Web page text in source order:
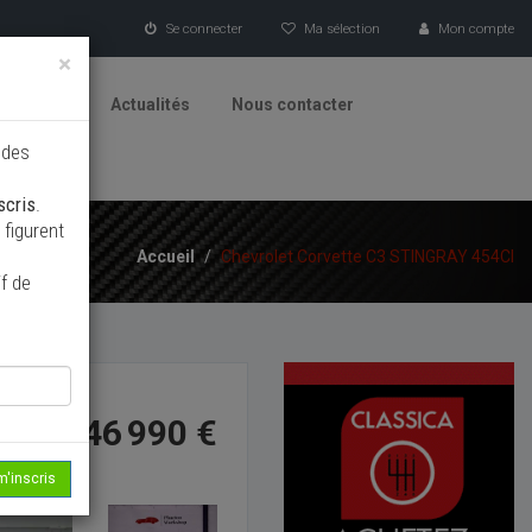
Se connecter Ma sélection Mon compte
Actualités Nous contacter
Accueil / Chevrolet Corvette C3 STINGRAY 454CI
46 990 €
×
.
de